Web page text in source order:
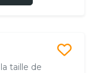
taille de